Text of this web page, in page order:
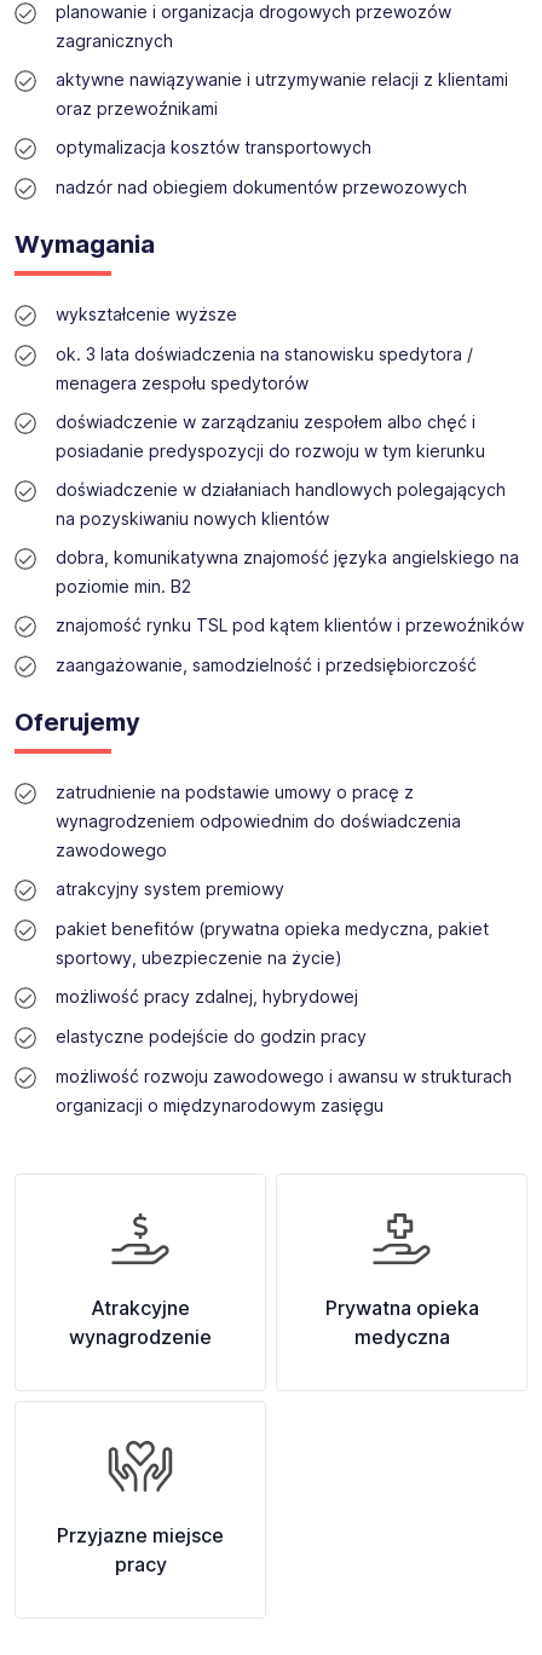
rynku pracy.
Działając poprzez sieć 200 oddziałów w Europie i
kilkunastu biur terenowych w Polsce, łączymy znajomość
lokalnych rynków pracy z międzynarodowym
Rekrutujemy pracowników na wszystkie poziomy
stanowisk: podstawowe, techniczne, inżynierskie,
Niemczech i innych krajach Europy. Niezależnie od tego,
czy szukasz pierwszej pracy, kolejnego kroku w karierze,
czy nowych wyzwań zawodowych, możesz liczyć na
dlatego stawiamy na partnerskie relacje, profesjonalne
wsparcie i rozwój potencjału każdego kandydata.
planowanie i organizacja drogowych przewozów
zagranicznych
aktywne nawiązywanie i utrzymywanie relacji z klientami
oraz przewoźnikami
optymalizacja kosztów transportowych
nadzór nad obiegiem dokumentów przewozowych
Wymagania
wykształcenie wyższe
ok. 3 lata doświadczenia na stanowisku spedytora /
menagera zespołu spedytorów
doświadczenie w zarządzaniu zespołem albo chęć i
posiadanie predyspozycji do rozwoju w tym kierunku
doświadczenie w działaniach handlowych polegających
na pozyskiwaniu nowych klientów
dobra, komunikatywna znajomość języka angielskiego na
poziomie min. B2
znajomość rynku TSL pod kątem klientów i przewoźników
zaangażowanie, samodzielność i przedsiębiorczość
Oferujemy
zatrudnienie na podstawie umowy o pracę z
wynagrodzeniem odpowiednim do doświadczenia
zawodowego
atrakcyjny system premiowy
pakiet benefitów (prywatna opieka medyczna, pakiet
sportowy, ubezpieczenie na życie)
możliwość pracy zdalnej, hybrydowej
elastyczne podejście do godzin pracy
możliwość rozwoju zawodowego i awansu w strukturach
organizacji o międzynarodowym zasięgu
Atrakcyjne
wynagrodzenie
Prywatna opieka
medyczna
Przyjazne miejsce
pracy